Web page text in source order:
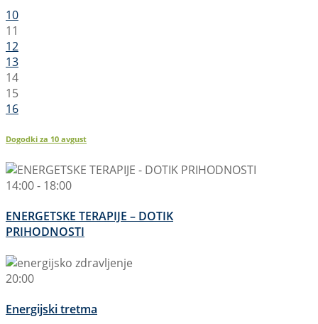
10
11
12
13
14
15
16
Dogodki za 10 avgust
14:00 - 18:00
ENERGETSKE TERAPIJE – DOTIK
PRIHODNOSTI
20:00
Energijski tretma